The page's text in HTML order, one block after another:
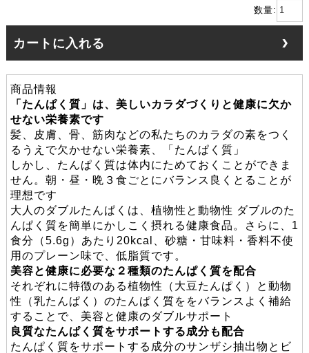
数量:
カートに入れる
商品情報
「たんぱく質」は、美しいカラダづくりと健康に欠か
せない栄養素です
髪、皮膚、骨、筋肉などの私たちのカラダの素をつく
るうえで欠かせない栄養素、「たんぱく質」
しかし、たんぱく質は体内にためておくことができま
せん。朝・昼・晩３食ごとにバランス良くとることが
理想です
大人のダブルたんぱくは、植物性と動物性 ダブルのた
んぱく質を簡単にかしこく摂れる健康食品。さらに、1
食分（5.6g）あたり20kcal、砂糖・甘味料・香料不使
用のプレーン味で、低脂質です。
美容と健康に必要な２種類のたんぱく質を配合
それぞれに特徴のある植物性（大豆たんぱく）と動物
性（乳たんぱく）のたんぱく質ををバランスよく補給
することで、美容と健康のダブルサポート
良質なたんぱく質をサポートする成分も配合
たんぱく質をサポートする成分のサンザシ抽出物とビ